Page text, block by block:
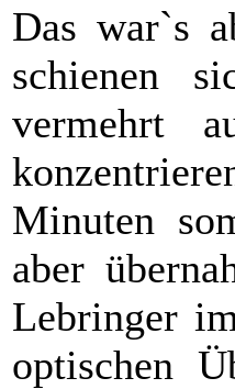
Das war`s
schienen
vermehrt
Minuten
aber
Lebringer
optischen